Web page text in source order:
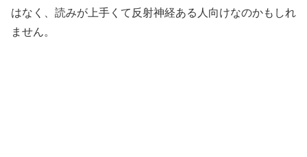
はなく、読みが上手くて反射神経ある人向けなのかもしれ
ません。